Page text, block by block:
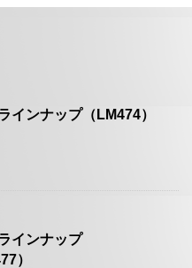
インナップ（LM474）
インナップ
）